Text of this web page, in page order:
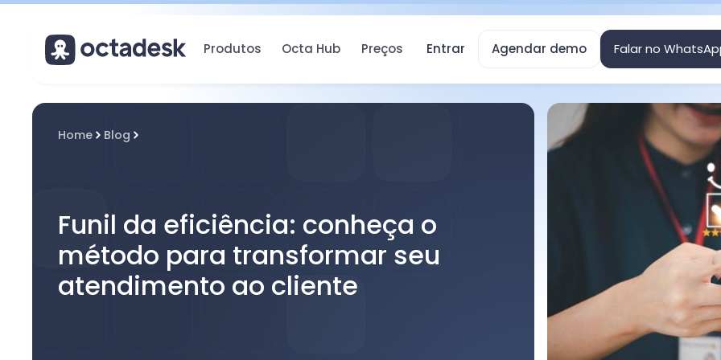
Entrar Agendar demo Falar no
Produtos Octa Hub Preços
Home Blog
Funil da eficiência: conheça o
método para transformar seu
atendimento ao cliente